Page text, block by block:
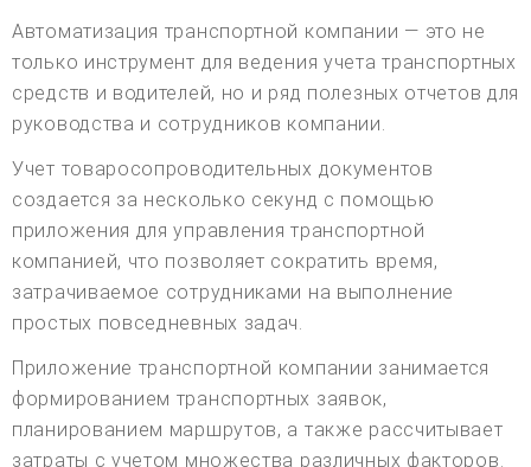
Автоматизация транспортной компании — это не
только инструмент для ведения учета транспортных
средств и водителей, но и ряд полезных отчетов для
руководства и сотрудников компании.
Учет товаросопроводительных документов
создается за несколько секунд с помощью
приложения для управления транспортной
компанией, что позволяет сократить время,
затрачиваемое сотрудниками на выполнение
простых повседневных задач.
Приложение транспортной компании занимается
формированием транспортных заявок,
планированием маршрутов, а также рассчитывает
затраты с учетом множества различных факторов.